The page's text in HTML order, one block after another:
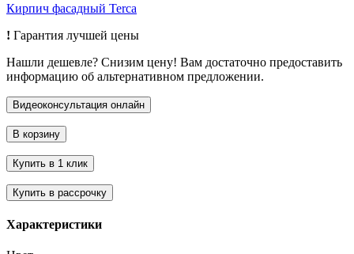
Кирпич фасадный Terca
! Гарантия лучшей цены
Нашли дешевле? Снизим цену! Вам достаточно предоставить
информацию об альтернативном предложении.
Характеристики